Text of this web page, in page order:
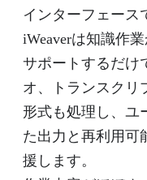
インターフェース
iWeaverは知識作
サポートするだけ
オ、トランスクリ
形式も処理し、ユ
た出力と再利用可
援します。